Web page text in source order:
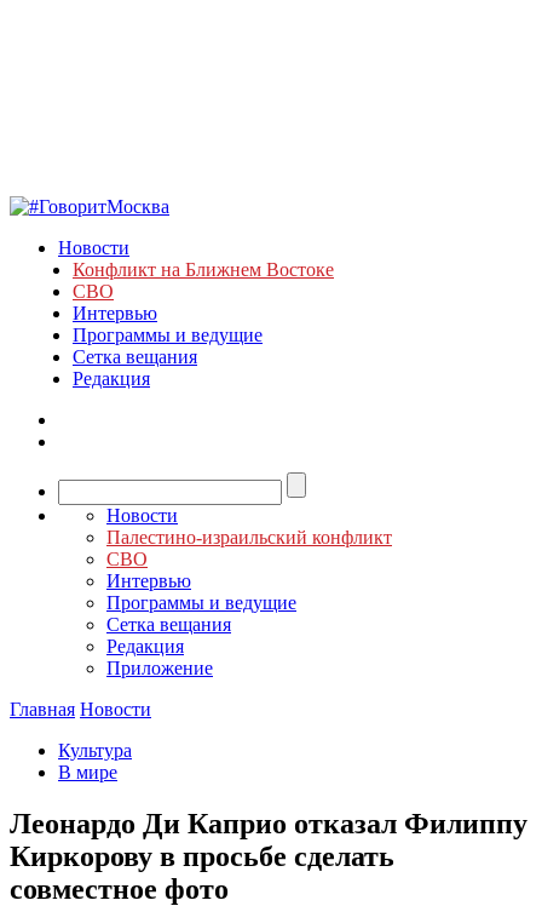
Новости
Конфликт на Ближнем Востоке
СВО
Интервью
Программы и ведущие
Сетка вещания
Редакция
Новости
Палестино-израильский конфликт
СВО
Интервью
Программы и ведущие
Сетка вещания
Редакция
Приложение
Главная Новости
Культура
В мире
Леонардо Ди Каприо отказал Филиппу
Киркорову в просьбе сделать
совместное фото